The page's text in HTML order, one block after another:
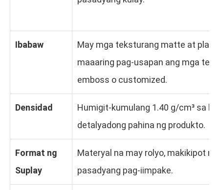
Ibabaw
May mga teksturang matte at plain
maaaring pag-usapan ang mga
emboss o customized.
Densidad
Humigit-kumulang 1.40 g/cm³ sa
detalyadong pahina ng produkto.
Format ng
Suplay
Materyal na may rolyo, makikipot
pasadyang pag-iimpake.